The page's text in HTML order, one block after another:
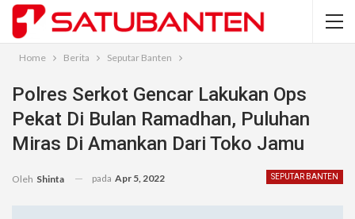
Home Berita Seputar Banten
Polres Serkot Gencar Lakukan Ops
Pekat Di Bulan Ramadhan, Puluhan
Miras Di Amankan Dari Toko Jamu
SEPUTAR BANTEN
Oleh Shinta pada Apr 5, 2022